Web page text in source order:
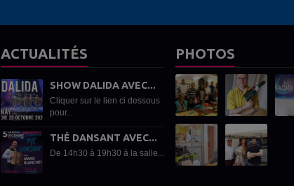
ACTUALITÉS
SHOW DALIDA AVEC...
Cliquer sur le lien ci dessous
pour...
THÉ DANSANT AVEC...
De 14h30 à 19h30 à la salle...
PHOTOS